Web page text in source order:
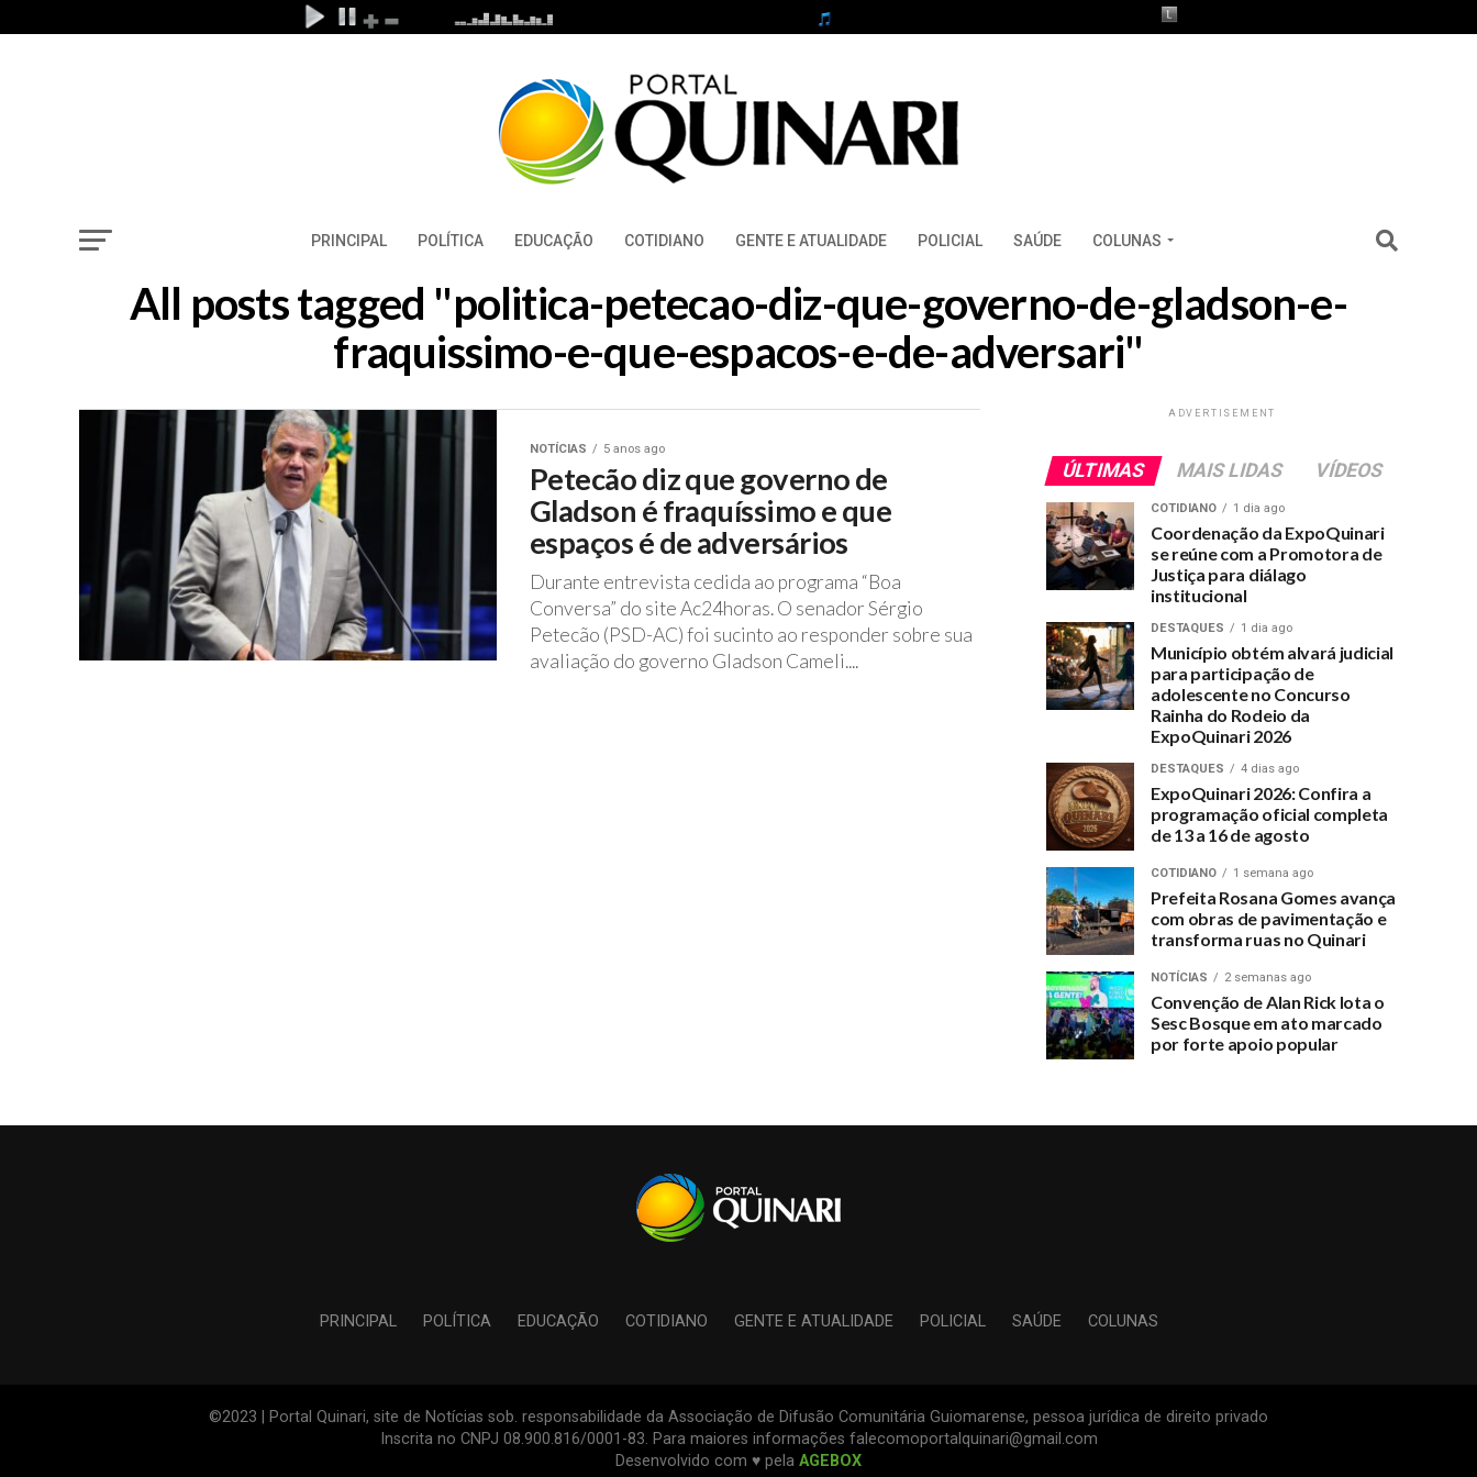
PRINCIPAL POLÍTICA EDUCAÇÃO COTIDIANO GENTE E ATUALIDADE POLICIAL SAÚDE COLUNAS
All posts tagged "politica-petecao-diz-que-governo-de-gladson-e-
fraquissimo-e-que-espacos-e-de-adversari"
NOTÍCIAS 5 anos ago
Petecão diz que governo de
Gladson é fraquíssimo e que
espaços é de adversários
Durante entrevista cedida ao programa “Boa
Conversa” do site Ac24horas. O senador Sérgio
Petecão (PSD-AC) foi sucinto ao responder sobre sua
avaliação do governo Gladson Cameli....
ADVERTISEMENT
ÚLTIMAS MAIS LIDAS VÍDEOS
COTIDIANO 1 dia ago
Coordenação da ExpoQuinari
se reúne com a Promotora de
Justiça para diálago
institucional
DESTAQUES 1 dia ago
Município obtém alvará judicial
para participação de
adolescente no Concurso
Rainha do Rodeio da
ExpoQuinari 2026
DESTAQUES 4 dias ago
ExpoQuinari 2026: Confira a
programação oficial completa
de 13 a 16 de agosto
COTIDIANO 1 semana ago
Prefeita Rosana Gomes avança
com obras de pavimentação e
transforma ruas no Quinari
NOTÍCIAS 2 semanas ago
Convenção de Alan Rick lota o
Sesc Bosque em ato marcado
por forte apoio popular
PRINCIPAL POLÍTICA EDUCAÇÃO COTIDIANO GENTE E ATUALIDADE POLICIAL SAÚDE COLUNAS
©2023 | Portal Quinari, site de Notícias sob. responsabilidade da Associação de Difusão Comunitária Guiomarense, pessoa jurídica de direito privado
Inscrita no CNPJ 08.900.816/0001-83. Para maiores informações falecomoportalquinari@gmail.com
Desenvolvido com ♥ pela AGEBOX